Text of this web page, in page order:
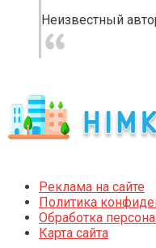
Неизвестный
Реклама на сайте
Политика
Обработка
Карта сайта